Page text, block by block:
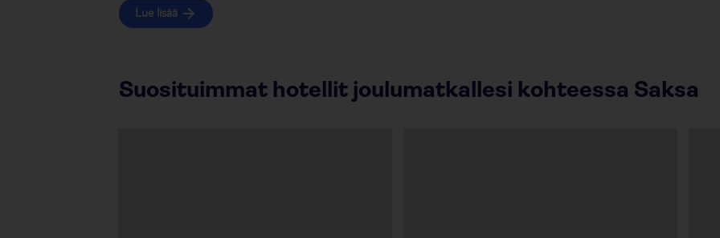
Lue lisää
Suosituimmat hotellit joulumatkallesi kohteessa Saksa